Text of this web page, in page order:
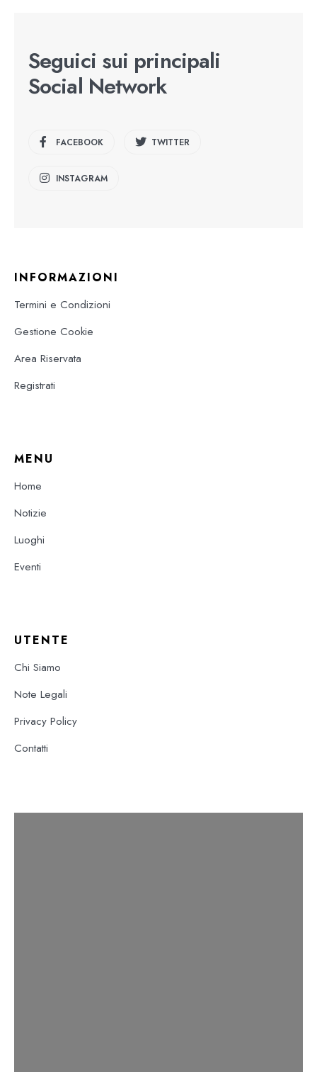
Seguici sui principali
Social Network
FACEBOOK TWITTER
INSTAGRAM
INFORMAZIONI
Termini e Condizioni
Gestione Cookie
Area Riservata
Registrati
MENU
Home
Notizie
Luoghi
Eventi
UTENTE
Chi Siamo
Note Legali
Privacy Policy
Contatti